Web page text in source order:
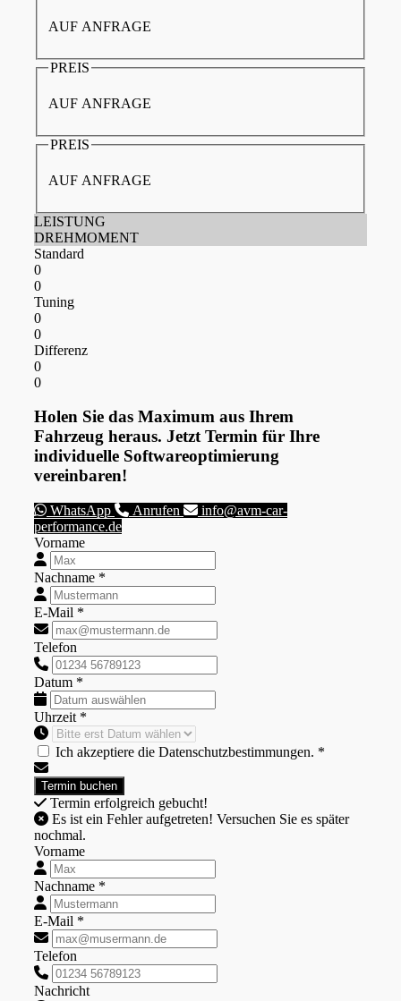
AUF ANFRAGE
PREIS
AUF ANFRAGE
PREIS
AUF ANFRAGE
LEISTUNG
DREHMOMENT
Standard
0
0
Tuning
0
0
Differenz
0
0
Holen Sie das Maximum aus Ihrem
Fahrzeug heraus. Jetzt Termin für Ihre
individuelle Softwareoptimierung
vereinbaren!
WhatsApp Anrufen
info@avm-car-
performance.de
Vorname
Nachname *
E-Mail *
Telefon
Datum *
Uhrzeit *
Ich akzeptiere die Datenschutzbestimmungen. *
Termin erfolgreich gebucht!
nochmal.
Vorname
Nachname *
E-Mail *
Telefon
Nachricht